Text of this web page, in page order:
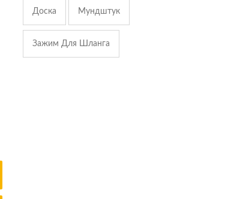
Доска Мундштук
Зажим Для Шланга